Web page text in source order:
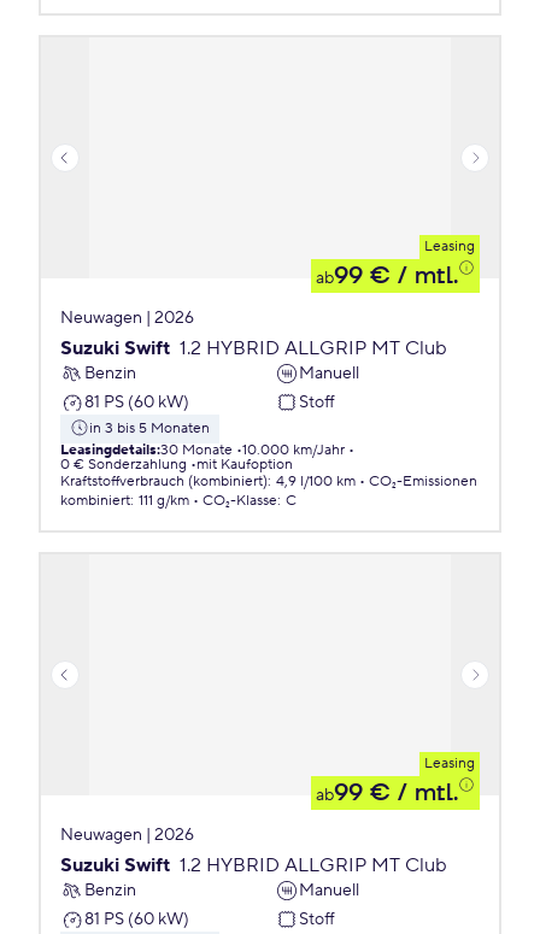
Leasing
ab99 € / mtl.
Neuwagen | 2026
Suzuki Swift 1.2 HYBRID ALLGRIP MT Club
Benzin
Manuell
81 PS (60 kW)
Stoff
in 3 bis 5 Monaten
Leasingdetails:30 Monate 10.000 km/Jahr
0 € Sonderzahlung
mit Kaufoption
Kraftstoffverbrauch (kombiniert): 4,9 l/100 km
CO₂-Emissionen
kombiniert: 111 g/km CO₂-Klasse: C
Leasing
ab99 € / mtl.
Neuwagen | 2026
Suzuki Swift 1.2 HYBRID ALLGRIP MT Club
Benzin
Manuell
81 PS (60 kW)
Stoff